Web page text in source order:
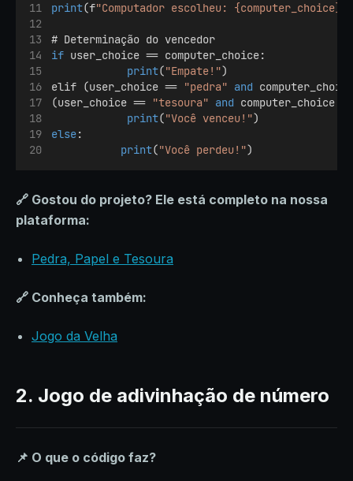
print(f"Computador escolheu: {computer_choice}"
# Determinação do vencedor
if user_choice == computer_choice:
print("Empate!")
elif (user_choice == "pedra" and
(user_choice == "tesoura" and computer_choice
print("Você venceu!")
else:
print("Você perdeu!")
🔗 Gostou do projeto? Ele está completo na nossa
plataforma:
Pedra, Papel e Tesoura
🔗 Conheça também:
Jogo da Velha
2. Jogo de adivinhação de número
📌 O que o código faz?